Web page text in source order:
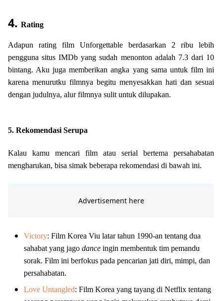
4. Rating
Adapun rating film Unforgettable berdasarkan 2 ribu lebih
pengguna situs IMDb yang sudah menonton adalah 7.3 dari 10
bintang. Aku juga memberikan angka yang sama untuk film ini
karena menurutku filmnya begitu menyesakkan hati dan sesuai
dengan judulnya, alur filmnya sulit untuk dilupakan.
5. Rekomendasi Serupa
Kalau kamu mencari film atau serial bertema persahabatan
mengharukan, bisa simak beberapa rekomendasi di bawah ini.
Victory: Film Korea Viu latar tahun 1990-an tentang dua
sahabat yang jago dance ingin membentuk tim pemandu
sorak. Film ini berfokus pada pencarian jati diri, mimpi, dan
persahabatan.
Love Untangled: Film Korea yang tayang di Netflix tentang